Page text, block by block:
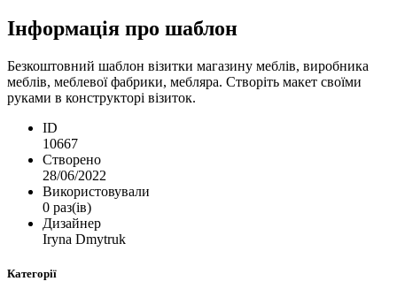
Інформація про шаблон
Безкоштовний шаблон візитки магазину меблів, виробника
меблів, меблевої фабрики, мебляра. Створіть макет своїми
руками в конструкторі візиток.
ID
10667
Створено
28/06/2022
Використовували
0 раз(ів)
Дизайнер
Iryna Dmytruk
Категорії